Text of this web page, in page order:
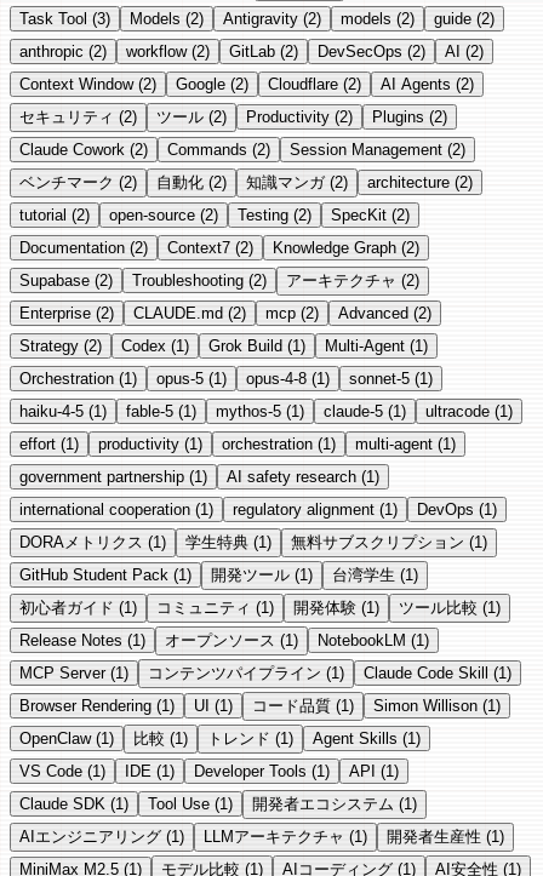
Task Tool (3)
Models (2) Antigravity (2) models (2)
guide (2)
anthropic (2)
workflow (2) GitLab (2) DevSecOps (2)
AI (2)
Context Window (2)
Google (2) Cloudflare (2)
AI Agents (2)
セキュリティ (2)
ツール (2) Productivity (2)
Plugins (2)
Claude Cowork (2)
Commands (2)
Session Management (2)
ベンチマーク (2)
自動化 (2) 知識マンガ (2)
architecture (2)
tutorial (2)
open-source (2) Testing (2)
SpecKit (2)
Documentation (2)
Context7 (2)
Knowledge Graph (2)
Supabase (2)
Troubleshooting (2)
アーキテクチャ (2)
Enterprise (2)
CLAUDE.md (2) mcp (2)
Advanced (2)
Strategy (2)
Codex (1) Grok Build (1)
Multi-Agent (1)
Orchestration (1)
opus-5 (1) opus-4-8 (1)
sonnet-5 (1)
haiku-4-5 (1)
fable-5 (1) mythos-5 (1) claude-5 (1)
ultracode (1)
effort (1)
productivity (1) orchestration (1)
multi-agent (1)
government partnership (1)
AI safety research (1)
international cooperation (1)
regulatory alignment (1)
DevOps (1)
DORAメトリクス (1)
学生特典 (1)
無料サブスクリプション (1)
GitHub Student Pack (1)
開発ツール (1)
台湾学生 (1)
初心者ガイド (1)
コミュニティ (1) 開発体験 (1)
ツール比較 (1)
Release Notes (1)
オープンソース (1)
NotebookLM (1)
MCP Server (1)
コンテンツパイプライン (1)
Claude Code Skill (1)
Browser Rendering (1)
UI (1) コード品質 (1)
Simon Willison (1)
OpenClaw (1)
比較 (1) トレンド (1)
Agent Skills (1)
VS Code (1)
IDE (1) Developer Tools (1)
API (1)
Claude SDK (1)
Tool Use (1)
開発者エコシステム (1)
AIエンジニアリング (1)
LLMアーキテクチャ (1)
開発者生産性 (1)
MiniMax M2.5 (1)
モデル比較 (1) AIコーディング (1)
AI安全性 (1)